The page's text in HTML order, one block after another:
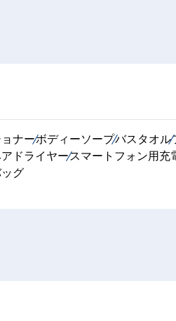
ナーボディーソープバスタオル
ドライヤースマートフォン用充
グ